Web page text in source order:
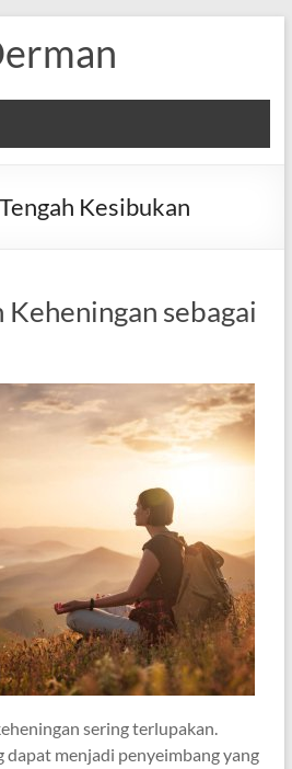
Kesibukan
sebagai
sering terlupakan.
dapat menjadi penyeimbang yang